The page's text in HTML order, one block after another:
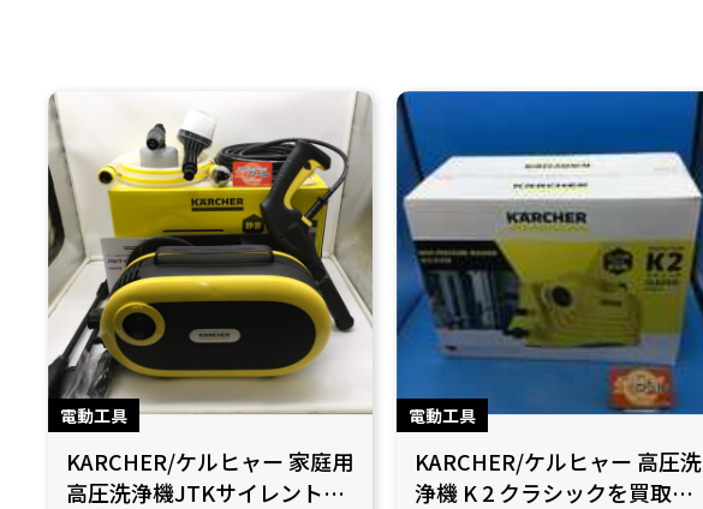
電動工具
KARCHER/ケルヒャー 家庭用
高圧洗浄機JTKサイレントS
電動工具
KARCHER/ケルヒャー 高圧洗
浄機 K 2 クラシックを買取致